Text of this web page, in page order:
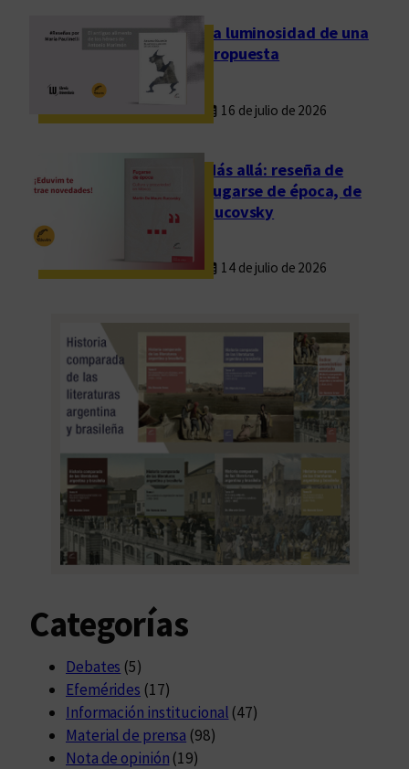
La luminosidad de una
propuesta
16 de julio de 2026
Más allá: reseña de
Fugarse de época, de
Rucovsky
14 de julio de 2026
Categorías
Debates (5)
Efemérides (17)
Información institucional (47)
Material de prensa (98)
Nota de opinión (19)